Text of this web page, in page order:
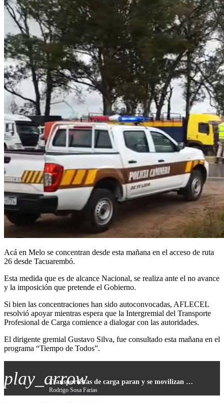
Acá en Melo se concentran desde esta mañana en el acceso de ruta
26 desde Tacuarembó.
Esta medida que es de alcance Nacional, se realiza ante el no avance
y la imposición que pretende el Gobierno.
Si bien las concentraciones han sido autoconvocadas, AFLECEL
resolvió apoyar mientras espera que la Intergremial del Transporte
Profesional de Carga comience a dialogar con las autoridades.
El dirigente gremial Gustavo Silva, fue consultado esta mañana en el
programa “Tiempo de Todos”.
play_arrow Transportistas de carga paran y se movilizan hoy en todo el país contra la implementación de la guía y el precio del combustible
Rodrigo Sosa Farias